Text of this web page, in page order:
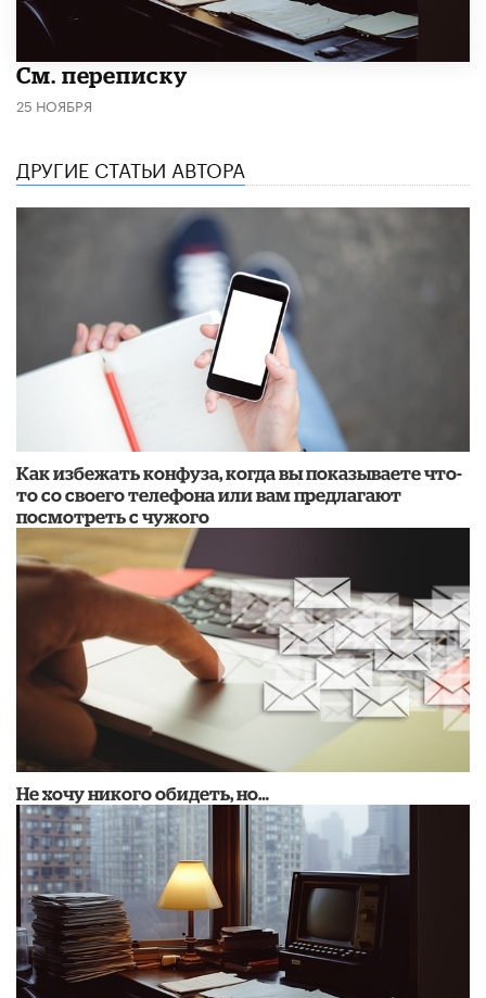
См. переписку
25 НОЯБРЯ
ДРУГИЕ СТАТЬИ АВТОРА
Как избежать конфуза, когда вы показываете что-
то со своего телефона или вам предлагают
посмотреть с чужого
Не хочу никого обидеть, но…